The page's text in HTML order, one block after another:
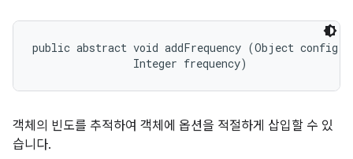
public abstract void addFrequency (Object config,
                Integer frequency)
객체의 빈도를 추적하여 객체에 옵션을 적절하게 삽입할 수 있
습니다.